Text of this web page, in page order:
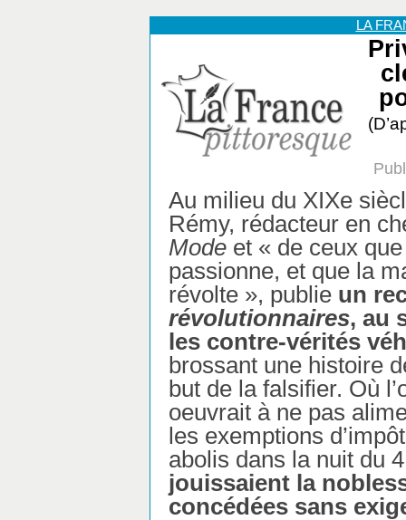
LA
Au milieu du XIXe
Rémy, rédacteur en
Mode et « de ceux
passionne, et que la
révolte », publie un
révolutionnaires, au
les contre-vérités
brossant une histoire
but de la falsifier. Où
oeuvrait à ne pas
les exemptions
abolis dans la nuit du
jouissaient la
concédées sans